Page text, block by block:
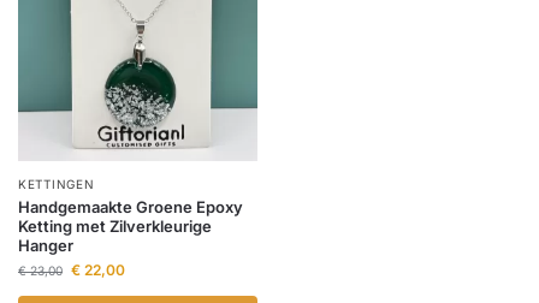
KETTINGEN
Handgemaakte Groene Epoxy
Ketting met Zilverkleurige
Hanger
€23,00 € 22,00